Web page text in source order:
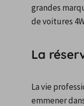
grandes
de voitures
La
La vie
emmener